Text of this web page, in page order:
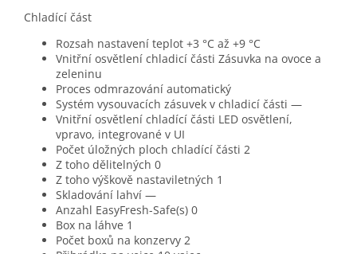
Chladící část
Rozsah nastavení teplot +3 °C až +9 °C
Vnitřní osvětlení chladicí části Zásuvka na ovoce a
zeleninu
Proces odmrazování automatický
Systém vysouvacích zásuvek v chladicí části —
Vnitřní osvětlení chladící části LED osvětlení,
vpravo, integrované v UI
Počet úložných ploch chladící části 2
Z toho dělitelných 0
Z toho výškově nastaviletných 1
Skladování lahví —
Anzahl EasyFresh-Safe(s) 0
Box na láhve 1
Počet boxů na konzervy 2